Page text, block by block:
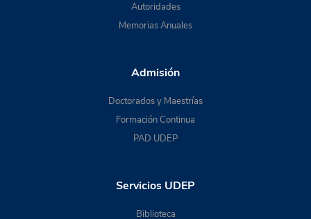
Autoridades
Memorias Anuales
Admisión
Doctorados y Maestrías
Formación Continua
PAD UDEP
Servicios UDEP
Biblioteca